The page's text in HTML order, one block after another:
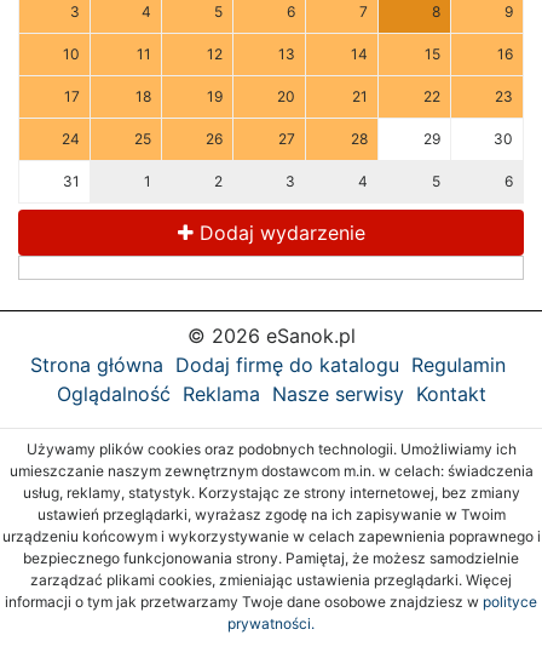
3 4 5 6 7 8 9
10 11 12 13 14 15 16
17 18 19 20 21 22 23
24 25 26 27 28 29 30
31 1 2 3 4 5 6
Dodaj wydarzenie
© 2026 eSanok.pl
Strona główna Dodaj firmę do katalogu Regulamin
Oglądalność Reklama Nasze serwisy Kontakt
Używamy plików cookies oraz podobnych technologii. Umożliwiamy ich
umieszczanie naszym zewnętrznym dostawcom m.in. w celach: świadczenia
usług, reklamy, statystyk. Korzystając ze strony internetowej, bez zmiany
ustawień przeglądarki, wyrażasz zgodę na ich zapisywanie w Twoim
urządzeniu końcowym i wykorzystywanie w celach zapewnienia poprawnego i
bezpiecznego funkcjonowania strony. Pamiętaj, że możesz samodzielnie
zarządzać plikami cookies, zmieniając ustawienia przeglądarki. Więcej
informacji o tym jak przetwarzamy Twoje dane osobowe znajdziesz w polityce
prywatności.